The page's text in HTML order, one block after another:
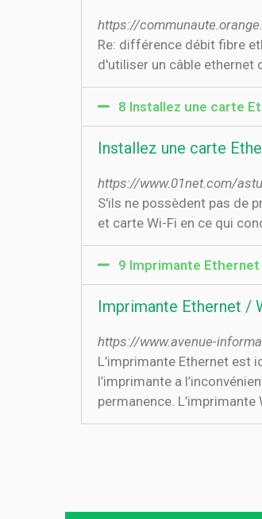
https://
Re: différence débit fibre
d'utiliser un câble ethernet
8 Installez une carte
Installez une carte
https://www.01net.com/
S'ils ne possèdent pas de
et carte Wi-Fi en ce qui
9 Imprimante
Imprimante Ethernet /
https://www.avenue-
L’imprimante Ethernet est
l’imprimante a
permanence. L’imprimante